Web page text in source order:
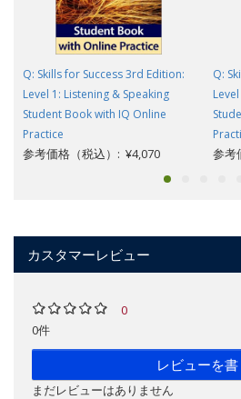
Q: Skills for Success 3rd Edition:
Level 1: Listening & Speaking
Student Book with IQ Online
Practice
参考価格（税込）: ¥4,070
Q:
参考
カスタマーレビュー
0
0件
レビューを書
まだレビューはありません